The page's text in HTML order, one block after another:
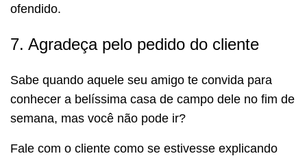
ofendido.
7. Agradeça pelo pedido do cliente
Sabe quando aquele seu amigo te convida para
conhecer a belíssima casa de campo dele no fim de
semana, mas você não pode ir?
Fale com o cliente como se estivesse explicando